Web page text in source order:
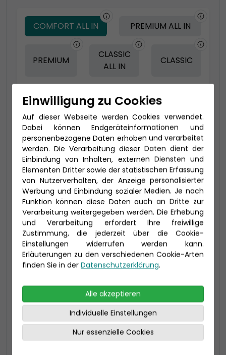
COMFORT ALL IN PREMIUM ALL IN
PREMIUM
CLASSIC
ALL IN
CLASSIC
-150 € - Frühbucher Plus
2-Bett Verandakabine Deluxe mit
Lounge (DL)
34 qm (bis 5 Personen),
inklusive Lounge (6 qm) und Veranda (6 qm)
Preis 4.660 €
alle Kategorien anzeigen
Einwilligung zu Cookies
Auf dieser Webseite werden Cookies verwendet.
Dabei können Endgeräteinformationen und
personenbezogene Daten erhoben und verarbeitet
werden. Die Verarbeitung dieser Daten dient der
Einbindung von Inhalten, externen Diensten und
Elementen Dritter sowie der statistischen Erfassung
von Nutzerverhalten, der Anzeige personalisierter
Werbung und Einbindung sozialer Medien. Je nach
Funktion können diese Daten auch an Dritte zur
Verarbeitung weitergegeben werden. Die Erhebung
und Verarbeitung erfordert Ihre freiwillige
Zustimmung, die jederzeit über die Cookie-
Einstellungen widerrufen werden kann.
Erläuterungen zu den verschiedenen Cookie-Arten
finden Sie in der Datenschutzerklärung.
Alle akzeptieren
Individuelle Einstellungen
Nur essenzielle Cookies